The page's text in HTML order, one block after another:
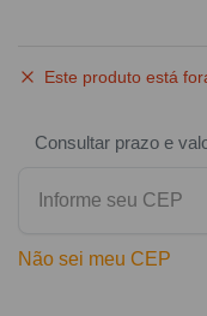
Este produto está
Consultar prazo e
Não sei meu CEP